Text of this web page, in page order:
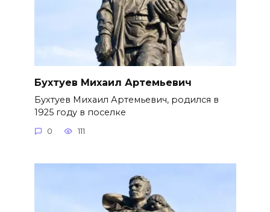
Бухтуев Михаил Артемьевич
Бухтуев Михаил Артемьевич, родился в
1925 году в поселке
0 111